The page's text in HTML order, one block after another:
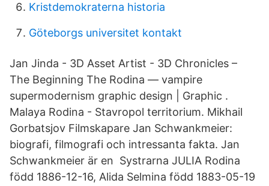
Kristdemokraterna historia
Göteborgs universitet kontakt
Jan Jinda - 3D Asset Artist - 3D Chronicles –
The Beginning The Rodina — vampire
supermodernism graphic design | Graphic .
Malaya Rodina - Stavropol territorium. Mikhail
Gorbatsjov Filmskapare Jan Schwankmeier:
biografi, filmografi och intressanta fakta. Jan
Schwankmeier är en Systrarna JULIA Rodina
född 1886-12-16, Alida Selmina född 1883-05-19